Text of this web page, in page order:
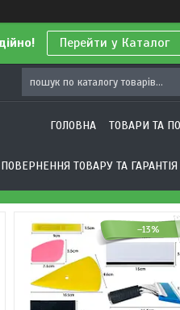
Перейти у Каталог
ГОЛОВНА ТОВАРИ ТА
ПОВЕРНЕННЯ ТОВАРУ ТА ГАРАНТІЯ
–13%